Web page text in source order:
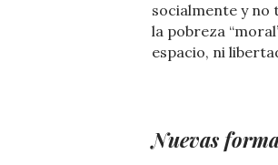
socialmente y no
la pobreza
espacio, ni
Nuevas